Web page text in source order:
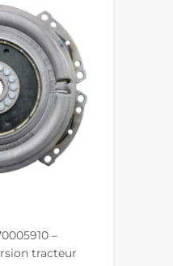
–
tracteur